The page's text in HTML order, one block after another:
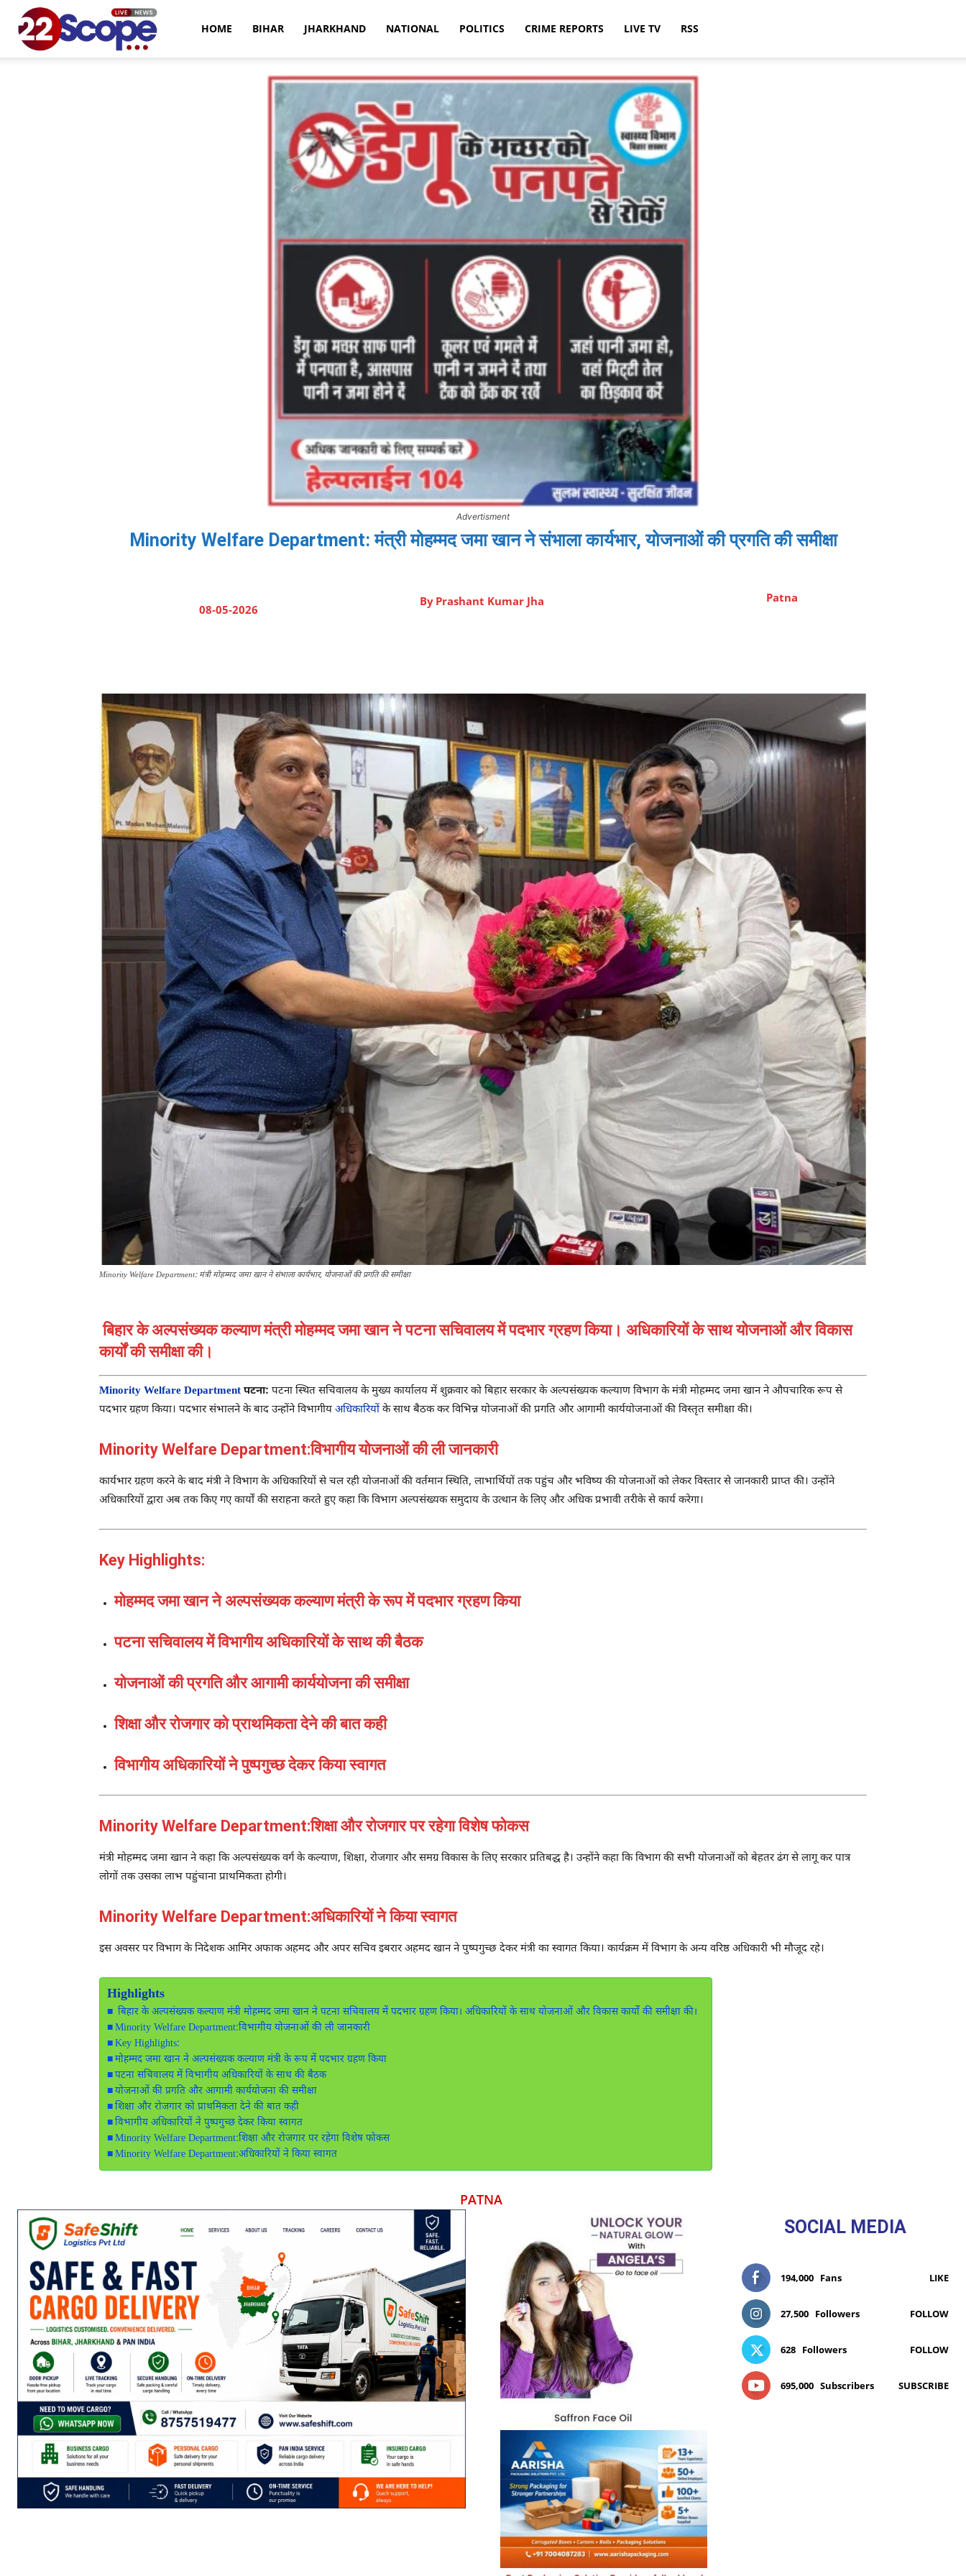
HOME BIHAR JHARKHAND NATIONAL POLITICS CRIME REPORTS LIVE TV RSS
Advertisment
Minority Welfare Department: मंत्री मोहम्मद जमा खान ने संभाला कार्यभार, योजनाओं की प्रगति की समीक्षा
08-05-2026
By Prashant Kumar Jha Patna
Minority Welfare Department: मंत्री मोहम्मद जमा खान ने संभाला कार्यभार, योजनाओं की प्रगति की समीक्षा
बिहार के अल्पसंख्यक कल्याण मंत्री मोहम्मद जमा खान ने पटना सचिवालय में पदभार ग्रहण किया। अधिकारियों के साथ योजनाओं और विकास
कार्यों की समीक्षा की।
Minority Welfare Department पटना: पटना स्थित सचिवालय के मुख्य कार्यालय में शुक्रवार को बिहार सरकार के अल्पसंख्यक कल्याण विभाग के मंत्री मोहम्मद जमा खानने औपचारिक रूप से
पदभार ग्रहण किया। पदभार संभालने के बाद उन्होंने विभागीय अधिकारियोंके साथ बैठक कर विभिन्न योजनाओं की प्रगति और आगामी कार्ययोजनाओं की विस्तृत समीक्षा की।
Minority Welfare Department:विभागीय योजनाओं की ली जानकारी
कार्यभार ग्रहण करने के बाद मंत्री ने विभाग के अधिकारियों से चल रही योजनाओं की वर्तमान स्थिति, लाभार्थियों तक पहुंच और भविष्य की योजनाओं को लेकर विस्तार से जानकारी प्राप्त की। उन्होंने
अधिकारियों द्वारा अब तक किए गए कार्यों की सराहना करते हुए कहा कि विभाग अल्पसंख्यक समुदाय के उत्थान के लिए और अधिक प्रभावी तरीके से कार्य करेगा।
Key Highlights:
मोहम्मद जमा खान ने अल्पसंख्यक कल्याण मंत्री के रूप में पदभार ग्रहण किया
पटना सचिवालय में विभागीय अधिकारियों के साथ की बैठक
योजनाओं की प्रगति और आगामी कार्ययोजना की समीक्षा
शिक्षा और रोजगार को प्राथमिकता देने की बात कही
विभागीय अधिकारियों ने पुष्पगुच्छ देकर किया स्वागत
Minority Welfare Department:शिक्षा और रोजगार पर रहेगा विशेष फोकस
मंत्री मोहम्मद जमा खानने कहा कि अल्पसंख्यक वर्ग के कल्याण, शिक्षा, रोजगार और समग्र विकास के लिए सरकार प्रतिबद्ध है। उन्होंने कहा कि विभाग की सभी योजनाओं को बेहतर ढंग से लागू कर पात्र
लोगों तक उसका लाभ पहुंचाना प्राथमिकता होगी।
Minority Welfare Department:अधिकारियों ने किया स्वागत
इस अवसर पर विभाग के निदेशकआमिर अफाक अहमद और अपर सचिवइबरार अहमद खानने पुष्पगुच्छ देकर मंत्री का स्वागत किया। कार्यक्रम में विभाग के अन्य वरिष्ठ अधिकारी भी मौजूद रहे।
Highlights
बिहार के अल्पसंख्यक कल्याण मंत्री मोहम्मद जमा खान ने पटना सचिवालय में पदभार ग्रहण किया। अधिकारियों के साथ योजनाओं और विकास कार्यों की समीक्षा की।
Minority Welfare Department:विभागीय योजनाओं की ली जानकारी
Key Highlights:
मोहम्मद जमा खान ने अल्पसंख्यक कल्याण मंत्री के रूप में पदभार ग्रहण किया
पटना सचिवालय में विभागीय अधिकारियों के साथ की बैठक
योजनाओं की प्रगति और आगामी कार्ययोजना की समीक्षा
शिक्षा और रोजगार को प्राथमिकता देने की बात कही
विभागीय अधिकारियों ने पुष्पगुच्छ देकर किया स्वागत
Minority Welfare Department:शिक्षा और रोजगार पर रहेगा विशेष फोकस
Minority Welfare Department:अधिकारियों ने किया स्वागत
PATNA
SOCIAL MEDIA
194,000 Fans LIKE
27,500 Followers FOLLOW
628 Followers FOLLOW
695,000 Subscribers SUBSCRIBE